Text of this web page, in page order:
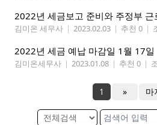
2022년 세금보고 준비와 주정부 근
김미온 세무사 | 2023.02.03 | 추천 0 |
2022년 세금 예납 마감일 1월 17일
김미온세무사 | 2023.01.08 | 추천 0 |
1 » 마